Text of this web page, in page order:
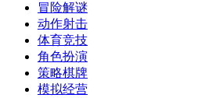
冒险解谜
动作射击
体育竞技
角色扮演
策略棋牌
模拟经营